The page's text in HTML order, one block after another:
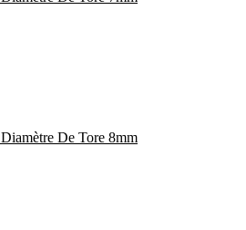
Diamètre De Tore 8mm